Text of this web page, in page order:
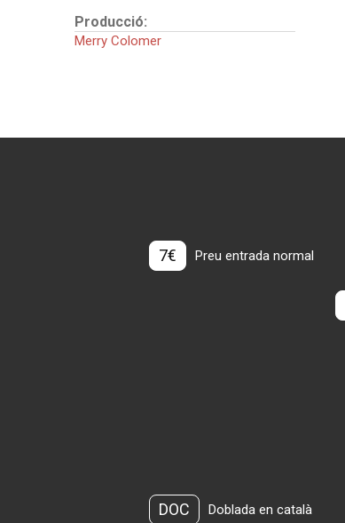
Producció:
Merry Colomer
7€ Preu entrada normal
DOC Doblada en català